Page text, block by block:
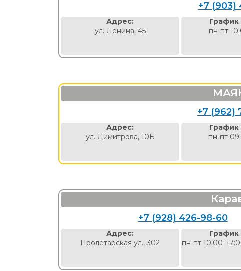
+7 (903)
Адрес:
ул. Ленина, 45
График
пн-пт
+7 (962)
Адрес:
ул. Димитрова, 10Б
График
пн-пт
+7 (928) 426-98-60
Адрес:
Пролетарская ул., 302
График
пн-пт